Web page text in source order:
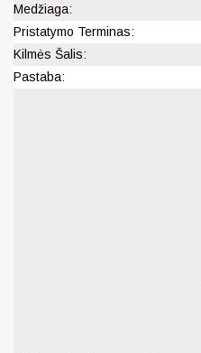
Medžiaga:
Pristatymo Terminas:
Kilmės Šalis:
Pastaba: